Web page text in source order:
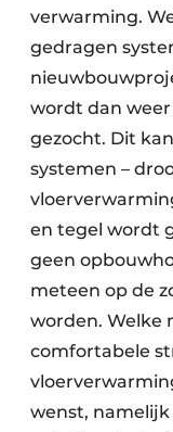
verwarming.
gedragen
wordt dan
gezocht. Dit
systemen –
en tegel wordt
geen
meteen op de
worden. Welke
comfortabele
wenst,